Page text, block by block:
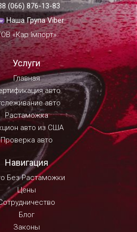
(066) 876-13-83
Наша Група Viber
«Кар Імпорт»
Услуги
Главная
авто
авто
Растаможка
авто из США
Проверка авто
Навигация
Без Растаможки
Цены
Блог
Законы